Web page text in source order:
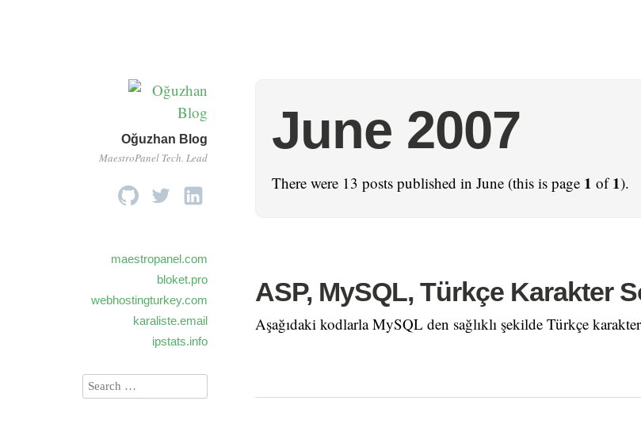
Oğuzhan Blog
MaestroPanel Tech. Lead
maestropanel.com
bloket.pro
webhostingturkey.com
karaliste.email
ipstats.info
June 2007
There were 13 posts published in June (this is page 1 of1).
ASP, MySQL, Türkçe Karakter
Aşağıdaki kodlarla MySQL den sağlıklı şekilde Türkçe